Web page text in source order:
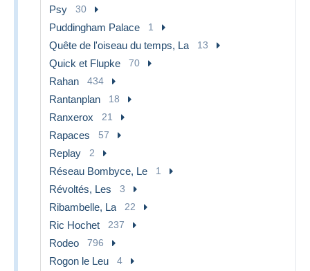
Psy 30
Puddingham Palace 1
Quête de l'oiseau du temps, La 13
Quick et Flupke 70
Rahan 434
Rantanplan 18
Ranxerox 21
Rapaces 57
Replay 2
Réseau Bombyce, Le 1
Révoltés, Les 3
Ribambelle, La 22
Ric Hochet 237
Rodeo 796
Rogon le Leu 4